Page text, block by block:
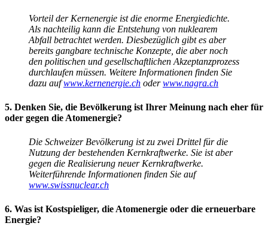
Vorteil der Kernenergie ist die enorme Energiedichte.
Als nachteilig kann die Entstehung von nuklearem
Abfall betrachtet werden. Diesbezüglich gibt es aber
bereits gangbare technische Konzepte, die aber noch
den politischen und gesellschaftlichen Akzeptanzprozess
durchlaufen müssen. Weitere Informationen finden Sie
dazu aufwww.kernenergie.ch oderwww.nagra.ch
5. Denken Sie, die Bevölkerung ist Ihrer Meinung nach eher für
oder gegen die Atomenergie?
Die Schweizer Bevölkerung ist zu zwei Drittel für die
Nutzung der bestehenden Kernkraftwerke. Sie ist aber
gegen die Realisierung neuer Kernkraftwerke.
Weiterführende Informationen finden Sie auf
www.swissnuclear.ch
6. Was ist Kostspieliger, die Atomenergie oder die erneuerbare
Energie?